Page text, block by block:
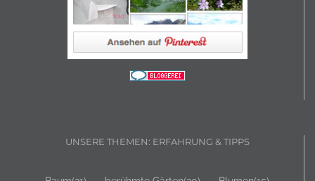
UNSERE THEMEN: ERFAHRUNG & TIPPS